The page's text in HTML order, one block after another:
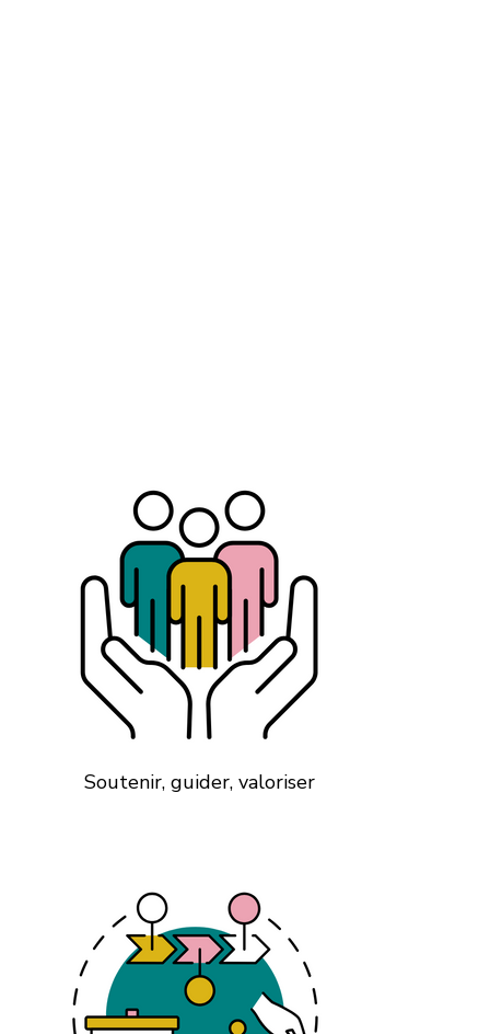
Soutenir, guider, valoriser